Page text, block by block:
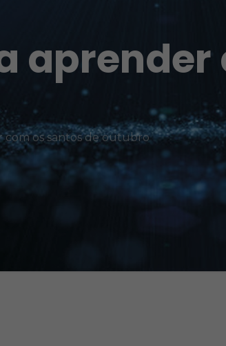
aprender
com os santos de outubro